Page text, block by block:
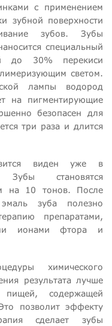
с применением
зубной поверхности
зубов. Зубы
специальный
до 30% перекиси
светом.
лампы водород
на пигментирующие
безопасен для
три раза и длится
виден уже в
Зубы становятся
на 10 тонов. После
зуба полезно
препаратами,
ионами фтора и
химического
результата лучше
содержащей
позволит эффекту
сделает зубы